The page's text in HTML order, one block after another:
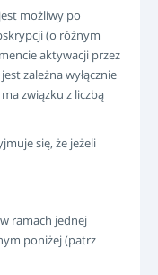
możliwy po
(o różnym
aktywacji przez
zależna wyłącznie
związku z liczbą
się, że jeżeli
ramach jednej
poniżej (patrz